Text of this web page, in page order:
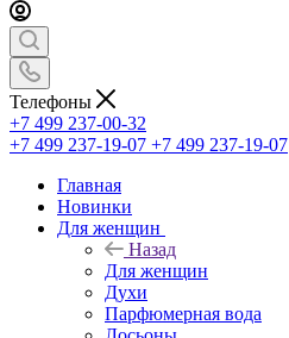
Телефоны
+7 499 237-00-32
+7 499 237-19-07 +7 499 237-19-07
Главная
Новинки
Для женщин
Назад
Для женщин
Духи
Парфюмерная вода